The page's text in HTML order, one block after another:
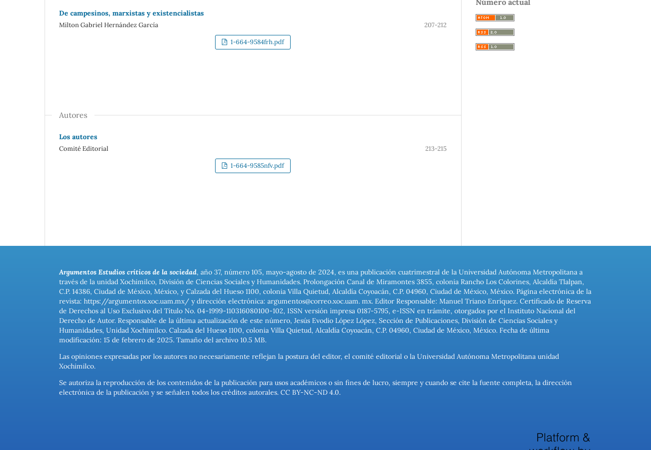
De campesinos, marxistas y existencialistas
Milton Gabriel Hernández García 207-212
1-664-9584frh.pdf
Autores
Los autores
Comité Editorial 213-215
1-664-9585nfv.pdf
Número actual
Argumentos Estudios críticos de la sociedad, año 37, número 105, mayo-agosto de 2024, es una publicación cuatrimestral de la Universidad Autónoma Metropolitana a
través de la unidad Xochimilco, División de Ciencias Sociales y Humanidades. Prolongación Canal de Miramontes 3855, colonia Rancho Los Colorines, Alcaldía Tlalpan,
C.P. 14386, Ciudad de México, México, y Calzada del Hueso 1100, colonia Villa Quietud, Alcaldía Coyoacán, C.P. 04960, Ciudad de México, México. Página electrónica de la
revista: https://argumentos.xoc.uam.mx/ y dirección electrónica: argumentos@correo.xoc.uam. mx. Editor Responsable: Manuel Triano Enríquez. Certificado de Reserva
de Derechos al Uso Exclusivo del Título No. 04-1999-110316080100-102, ISSN versión impresa 0187-5795, e-ISSN en trámite, otorgados por el Instituto Nacional del
Derecho de Autor. Responsable de la última actualización de este número, Jesús Evodio López López, Sección de Publicaciones, División de Ciencias Sociales y
Humanidades, Unidad Xochimilco. Calzada del Hueso 1100, colonia Villa Quietud, Alcaldía Coyoacán, C.P. 04960, Ciudad de México, México. Fecha de última
modificación: 15 de febrero de 2025. Tamaño del archivo 10.5 MB.
Las opiniones expresadas por los autores no necesariamente reflejan la postura del editor, el comité editorial o la Universidad Autónoma Metropolitana unidad
Xochimilco.
Se autoriza la reproducción de los contenidos de la publicación para usos académicos o sin fines de lucro, siempre y cuando se cite la fuente completa, la dirección
electrónica de la publicación y se señalen todos los créditos autorales. CC BY-NC-ND 4.0.